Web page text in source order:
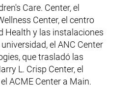
Care. Center, el
Center, el centro
Health y las instalaciones
el ANC Center
que trasladó las
L. Crisp Center, el
ACME Center a Main.